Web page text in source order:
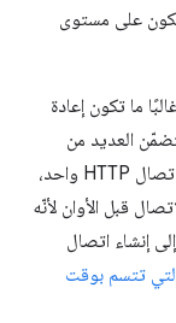
على مستوى
ما تكون إعادة
العديد من
الصور، فإنّ الطريقة الأكثر فعالية هي الحفاظ على اتصال HTTP واحد،
قبل الأوان لأنّه
إنشاء اتصال
تتسم بوقت